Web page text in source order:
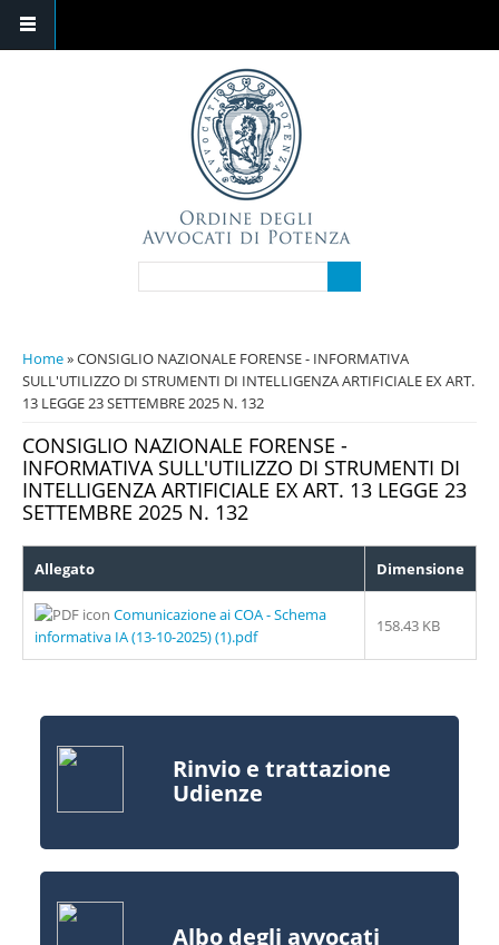
TU SEI QUI
Home» CONSIGLIO NAZIONALE FORENSE - INFORMATIVA
SULL'UTILIZZO DI STRUMENTI DI INTELLIGENZA ARTIFICIALE EX ART.
13 LEGGE 23 SETTEMBRE 2025 N. 132
CONSIGLIO NAZIONALE FORENSE -
INFORMATIVA SULL'UTILIZZO DI STRUMENTI DI
INTELLIGENZA ARTIFICIALE EX ART. 13 LEGGE 23
SETTEMBRE 2025 N. 132
Allegato Dimensione
Comunicazione ai COA - Schema
informativa IA (13-10-2025) (1).pdf
158.43 KB
Rinvio e trattazione
Udienze
Albo degli avvocati